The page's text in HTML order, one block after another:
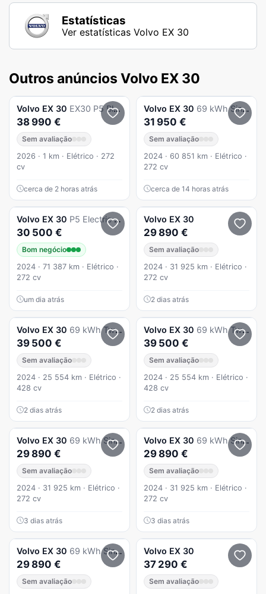
Estatísticas
Ver estatísticas Volvo EX 30
Outros anúncios Volvo EX 30
Volvo EX 30 EX30 P5 Black Edition
38 990 €
Sem avaliação
2026 · 1 km · Elétrico · 272
cv
cerca de 2 horas atrás
Volvo EX 30 69 kWh Single Motor Extended Range Plus
31 950 €
Sem avaliação
2024 · 60 851 km · Elétrico ·
272 cv
cerca de 14 horas atrás
Volvo EX 30 P5 Electric Long Range RWD Ultra
30 500 €
Bom negócio
2024 · 71 387 km · Elétrico ·
272 cv
um dia atrás
Volvo EX 30
29 890 €
Sem avaliação
2024 · 31 925 km · Elétrico ·
272 cv
2 dias atrás
Volvo EX 30 69 kWh Twin Motor Ultra
39 500 €
Sem avaliação
2024 · 25 554 km · Elétrico ·
428 cv
2 dias atrás
Volvo EX 30 69 kWh Twin Motor Ultra
39 500 €
Sem avaliação
2024 · 25 554 km · Elétrico ·
428 cv
2 dias atrás
Volvo EX 30 69 kWh Single Motor Extended Range Core
29 890 €
Sem avaliação
2024 · 31 925 km · Elétrico ·
272 cv
3 dias atrás
Volvo EX 30 69 kWh Single Motor Extended Range Core
29 890 €
Sem avaliação
2024 · 31 925 km · Elétrico ·
272 cv
3 dias atrás
Volvo EX 30 69 kWh Single Motor Extended Range Core
29 890 €
Sem avaliação
Volvo EX 30
37 290 €
Sem avaliação